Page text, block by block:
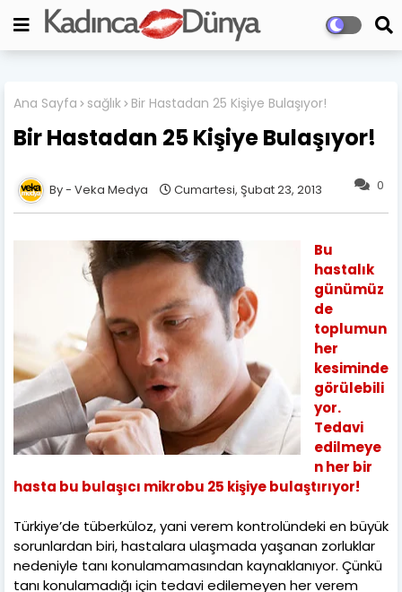
Ana Sayfa sağlık Bir Hastadan 25 Kişiye Bulaşıyor!
Bir Hastadan 25 Kişiye Bulaşıyor!
0
Veka Medya Cumartesi, Şubat 23, 2013
Bu
hastalık
günümüz
de
toplumun
her
kesiminde
görülebili
yor.
Tedavi
edilmeye
n her bir
hasta bu bulaşıcı mikrobu 25 kişiye bulaştırıyor!
Türkiye’de tüberküloz, yani verem kontrolündeki en büyük
sorunlardan biri, hastalara ulaşmada yaşanan zorluklar
nedeniyle tanı konulamamasından kaynaklanıyor. Çünkü
tanı konulamadığı için tedavi edilemeyen her verem